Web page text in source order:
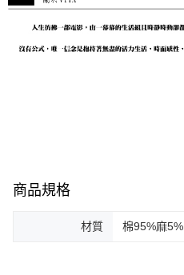
商品規格
材質 棉95%麻5%